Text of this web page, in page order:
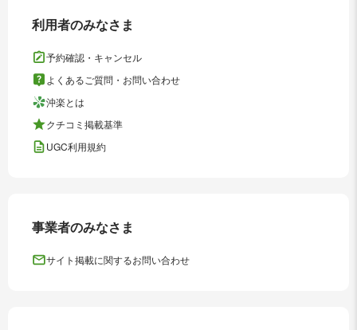
利用者のみなさま
予約確認・キャンセル
よくあるご質問・お問い合わせ
沖楽とは
クチコミ掲載基準
UGC利用規約
事業者のみなさま
サイト掲載に関するお問い合わせ